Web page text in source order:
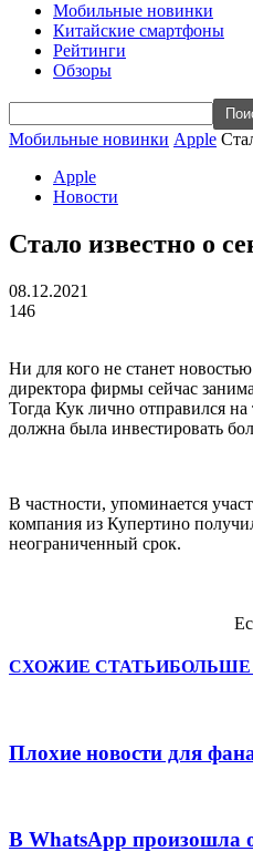
Мобильные новинки
Китайские смартфоны
Рейтинги
Обзоры
Мобильные новинки Apple
Apple
Новости
Стало известно о
08.12.2021
146
Ни для кого не станет
директора фирмы сейчас
Тогда Кук лично отправился
должна была инвестировать
В частности, упоминается
компания из Купертино
неограниченный срок.
СХОЖИЕ СТАТЬИБОЛЬШЕ
Плохие новости для
В WhatsApp произошла